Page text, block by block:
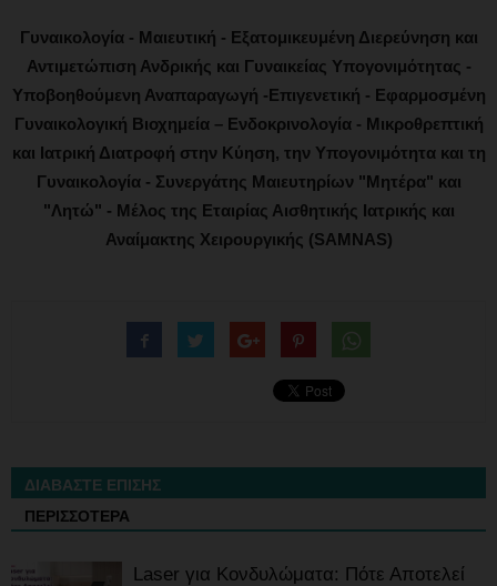
Γυναικολογία - Μαιευτική - Εξατομικευμένη Διερεύνηση και
Αντιμετώπιση Ανδρικής και Γυναικείας Υπογονιμότητας -
Υποβοηθούμενη Αναπαραγωγή -Επιγενετική - Εφαρμοσμένη
Γυναικολογική Βιοχημεία – Ενδοκρινολογία - Μικροθρεπτική
και Ιατρική Διατροφή στην Κύηση, την Υπογονιμότητα και τη
Γυναικολογία - Συνεργάτης Μαιευτηρίων "Μητέρα" και
"Λητώ" - Μέλος της Εταιρίας Αισθητικής Ιατρικής και
Αναίμακτης Χειρουργικής (SAMNAS)
ΔΙΑΒΑΣΤΕ ΕΠΙΣΗΣ
ΠΕΡΙΣΣΟΤΕΡΑ
Laser για Κονδυλώματα: Πότε Αποτελεί